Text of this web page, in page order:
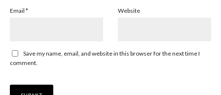
Email * Website
Save my name, email, and website in this browser for the next time I
comment.